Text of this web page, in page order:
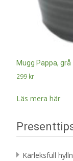
Mugg Pappa,
299 kr
Läs mera här
Kärleksfull